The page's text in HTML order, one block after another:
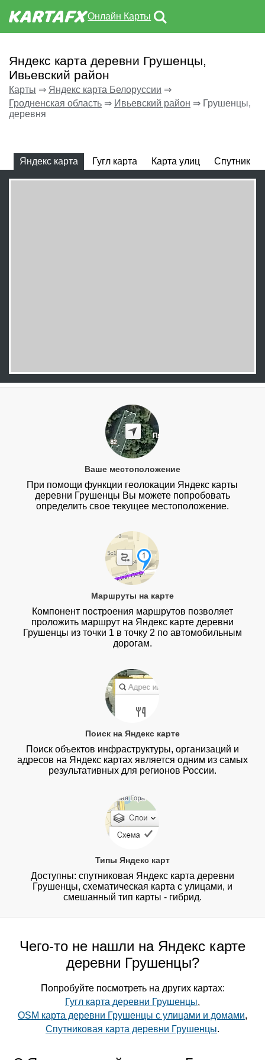
Онлайн Карты
Яндекс карта деревни Грушенцы,
Ивьевский район
Карты ⇒ Яндекс карта Белоруссии ⇒
Гродненская область ⇒ Ивьевский район ⇒ Грушенцы,
деревня
Яндекс карта Гугл карта Карта улиц Спутник
Ваше местоположение
При помощи функции геолокации Яндекс карты
деревни Грушенцы Вы можете попробовать
определить свое текущее местоположение.
Маршруты на карте
Компонент построения маршрутов позволяет
проложить маршрут на Яндекс карте деревни
Грушенцы из точки 1 в точку 2 по автомобильным
дорогам.
Поиск на Яндекс карте
Поиск объектов инфраструктуры, организаций и
адресов на Яндекс картах является одним из самых
результативных для регионов России.
Типы Яндекс карт
Доступны: спутниковая Яндекс карта деревни
Грушенцы, схематическая карта с улицами, и
смешанный тип карты - гибрид.
Чего-то не нашли на Яндекс карте
деревни Грушенцы?
Попробуйте посмотреть на других картах:
Гугл карта деревни Грушенцы,
OSM карта деревни Грушенцы с улицами и домами,
Спутниковая карта деревни Грушенцы.